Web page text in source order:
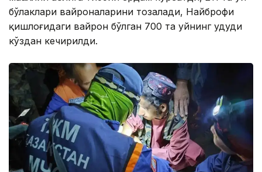
бўлаклари вайроналарини тозалади, Найброфи
қишлоғидаги вайрон бўлган 700 та уйнинг ҳудуди
кўздан кечирилди.